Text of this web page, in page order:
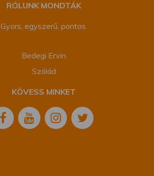
RÓLUNK MONDTÁK
Gyors, egyszerű, pontos.
Bedegi Ervin
Szólád
KÖVESS MINKET